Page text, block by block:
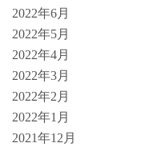
2022年6月
2022年5月
2022年4月
2022年3月
2022年2月
2022年1月
2021年12月